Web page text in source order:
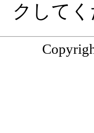
クして